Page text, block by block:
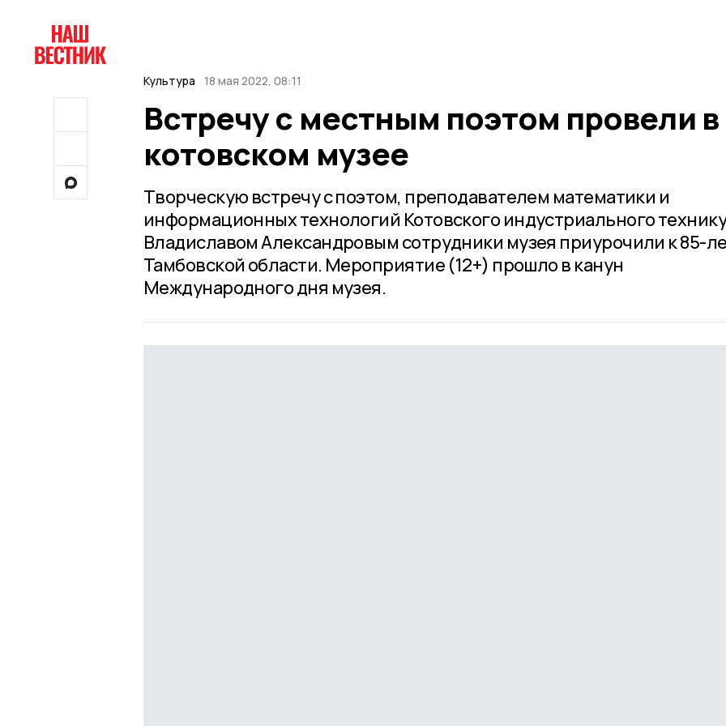
Культура 18 мая 2022, 08:11
Встречу с местным поэтом провели в
котовском музее
Творческую встречу с поэтом, преподавателем математики и
информационных технологий Котовского индустриального
Владиславом Александровым сотрудники музея приурочили к 85-
Тамбовской области. Мероприятие (12+) прошло в канун
Международного дня музея.